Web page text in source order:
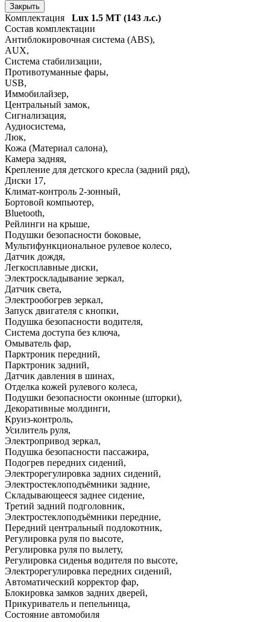
Закрыть
Комплектация Lux 1.5 MT (143 л.с.)
Состав комплектации
Антиблокировочная система (ABS),
AUX,
Система стабилизации,
Противотуманные фары,
USB,
Иммобилайзер,
Центральный замок,
Сигнализация,
Аудиосистема,
Люк,
Кожа (Материал салона),
Камера задняя,
Крепление для детского кресла (задний ряд),
Диски 17,
Климат-контроль 2-зонный,
Бортовой компьютер,
Bluetooth,
Рейлинги на крыше,
Подушки безопасности боковые,
Мультифункциональное рулевое колесо,
Датчик дождя,
Легкосплавные диски,
Электроскладывание зеркал,
Датчик света,
Электрообогрев зеркал,
Запуск двигателя с кнопки,
Подушка безопасности водителя,
Система доступа без ключа,
Омыватель фар,
Парктроник передний,
Парктроник задний,
Датчик давления в шинах,
Отделка кожей рулевого колеса,
Подушки безопасности оконные (шторки),
Декоративные молдинги,
Круиз-контроль,
Усилитель руля,
Электропривод зеркал,
Подушка безопасности пассажира,
Подогрев передних сидений,
Электрорегулировка задних сидений,
Электростеклоподъёмники задние,
Складывающееся заднее сидение,
Третий задний подголовник,
Электростеклоподъёмники передние,
Передний центральный подлокотник,
Регулировка руля по высоте,
Регулировка руля по вылету,
Регулировка сиденья водителя по высоте,
Электрорегулировка передних сидений,
Автоматический корректор фар,
Блокировка замков задних дверей,
Прикуриватель и пепельница,
Состояние автомобиля